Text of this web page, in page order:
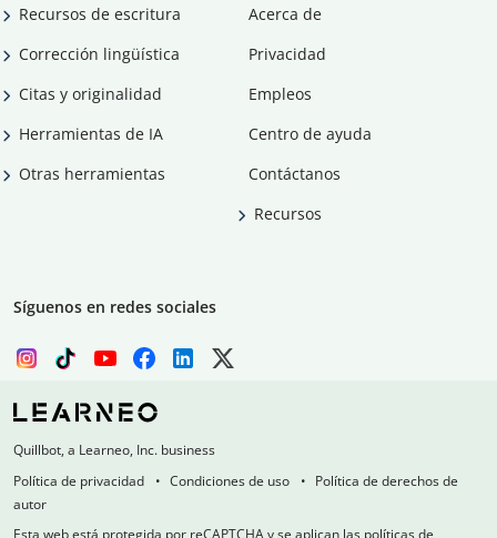
Recursos de escritura
Corrección lingüística
Citas y originalidad
Herramientas de IA
Otras herramientas
Acerca de
Privacidad
Empleos
Centro de ayuda
Contáctanos
Recursos
Síguenos en redes sociales
Quillbot, a Learneo, Inc. business
Política de privacidad
Condiciones de uso
Política de derechos de
autor